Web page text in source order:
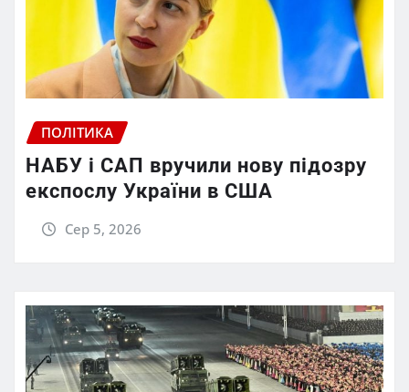
ПОЛІТИКА
НАБУ і САП вручили нову підозру
експослу України в США
Сер 5, 2026